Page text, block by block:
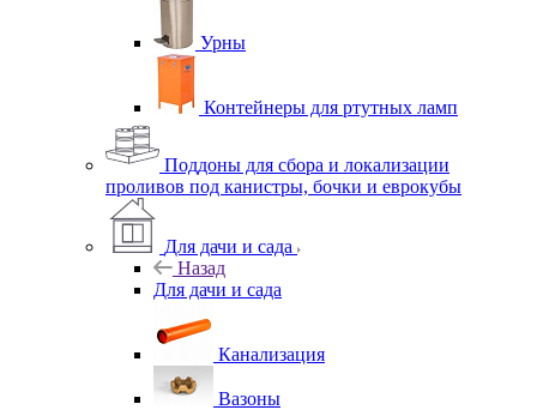
Урны
Контейнеры для ртутных ламп
Поддоны для сбора и локализации
проливов под канистры, бочки и еврокубы
Для дачи и сада
Назад
Для дачи и сада
Канализация
Вазоны